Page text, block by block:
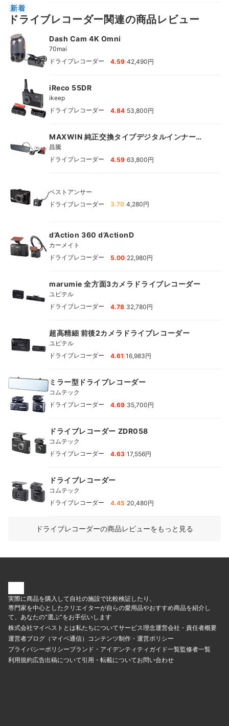
新着
ドライブレコーダー関連の商品レビュー
Dash Cam 4K Omni
70mai
ドライブレコーダー
4.59 42,490円
iReco 55DR
ikeep
ドライブレコーダー
4.84 53,800円
MAXWIN 純正交換タイプデジタルインナーミ
ラー
昌騰
ドライブレコーダー
4.59 63,800円
ベストアンサー
ドライブレコーダー
3.70 4,280円
d’Action 360 d’ActionD
カーメイト
ドライブレコーダー
5.00 22,980円
marumie 全方面3カメラドライブレコーダー
ユピテル
ドライブレコーダー
4.78 32,780円
超高精細 前後2カメラドライブレコーダー
ユピテル
ドライブレコーダー
4.61 16,983円
ミラー型ドライブレコーダー
コムテック
ドライブレコーダー
4.69 35,700円
ドライブレコーダー ZDR058
コムテック
ドライブレコーダー
4.63 17,556円
ドライブレコーダー
コムテック
ドライブレコーダー
4.45 20,480円
ドライブレコーダーの商品レビューをもっと見る
実際に商品を購入して自社の施設で比較検証したり、
専門家を中心としたクリエイターが自らの愛用品やおすすめ商品を紹介し
て、あなたの“選ぶ”をお手伝いします
株式会社マイベストとは私たちについてサービス理念運営会社・責任者概要
運営者ブログ（マイベ通信） コンテンツ制作・運営ポリシー
プライバシーポリシーブランド・アイデンティティ ガイド一覧監修者一覧
利用規約広告出稿について引用・転載についてお問い合わせ